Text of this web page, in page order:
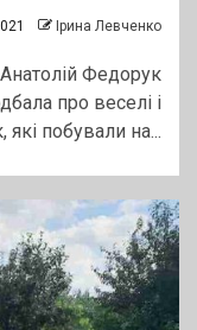
Ірина Левченко
Федорук
про веселі і
які побували на...